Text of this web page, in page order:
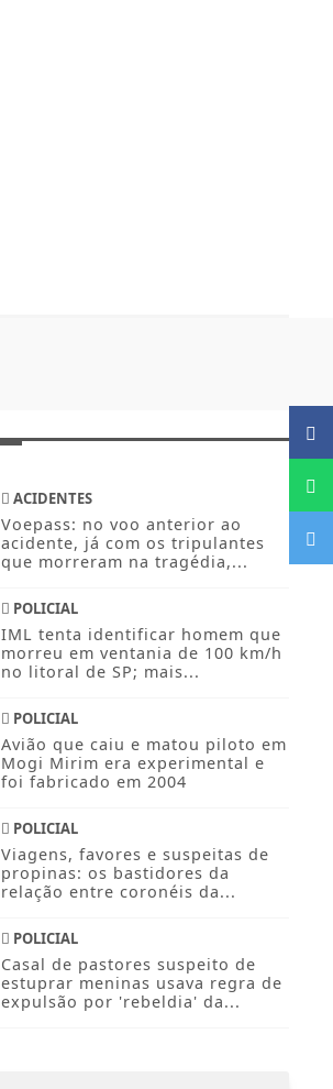
ACIDENTES
Voepass: no voo anterior ao
acidente, já com os tripulantes
que morreram na tragédia,...
POLICIAL
IML tenta identificar homem que
morreu em ventania de 100 km/h
no litoral de SP; mais...
POLICIAL
Avião que caiu e matou piloto em
Mogi Mirim era experimental e
foi fabricado em 2004
POLICIAL
Viagens, favores e suspeitas de
propinas: os bastidores da
relação entre coronéis da...
POLICIAL
Casal de pastores suspeito de
estuprar meninas usava regra de
expulsão por 'rebeldia' da...